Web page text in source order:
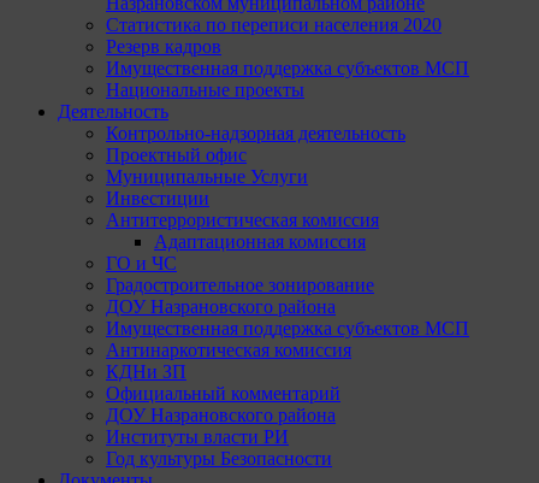
Статистика по переписи населения 2020
Резерв кадров
Имущественная поддержка субъектов МСП
Национальные проекты
Деятельность
Контрольно-надзорная деятельность
Проектный офис
Муниципальные Услуги
Инвестиции
Антитеррористическая комиссия
Адаптационная комиссия
ГО и ЧС
Градостроительное зонирование
ДОУ Назрановского района
Имущественная поддержка субъектов МСП
Антинаркотическая комиссия
КДНи ЗП
Официальный комментарий
ДОУ Назрановского района
Институты власти РИ
Год культуры Безопасности